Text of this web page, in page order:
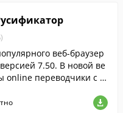
веб-браузер
7.50. В новой ве
online переводчики с а
поисковые машины.